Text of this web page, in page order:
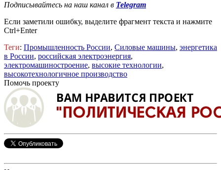
Подписывайтесь на наш канал в Telegram
Если заметили ошибку, выделите фрагмент текста и нажмите
Ctrl+Enter
Теги: Промышленность России, Силовые машины, энергетика
в России, российская электроэнергия,
электромашиностроение, высокие технологии,
высокотехнологичное производство
Помочь проекту